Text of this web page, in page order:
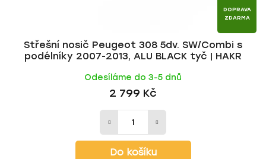
DOPRAVA
ZDARMA
Střešní nosič Peugeot 308 5dv. SW/Combi s
podélníky 2007-2013, ALU BLACK tyč | HAKR
Odesíláme do 3-5 dnů
2 799 Kč
Do košíku